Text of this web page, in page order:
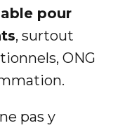
pour
, surtout
ONG
pas y